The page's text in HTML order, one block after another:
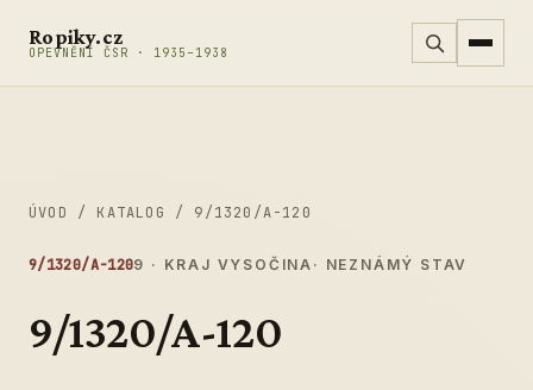
Ropiky.cz
OPEVNĚNÍ ČSR · 1935–1938
ÚVOD / KATALOG / 9/1320/A-120
9/1320/A-1209 · KRAJ VYSOČINA · NEZNÁMÝ STAV
9/1320/A-120